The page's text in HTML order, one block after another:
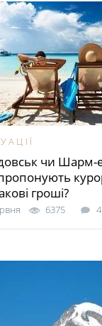
чи
гроші?
6375 4